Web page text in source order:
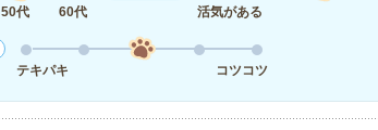
50代 60代
活気がある
テキパキ
コツコツ